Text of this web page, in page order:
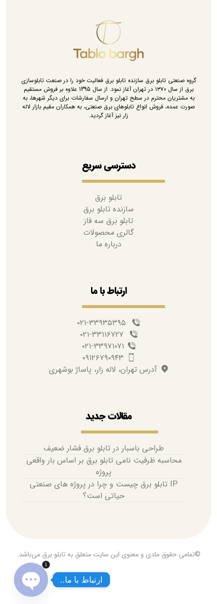
گروه صنعتی تابلو برق سازنده تابلو برق فعالیت خود را در صنعت تابلوسازی
برق از سال ۱۳۷۰ در تهران آغاز نمود. از سال 1395 علاوه بر فروش مستقیم
به مشتریان محترم در سطح تهران و ارسال سفارشات برای دیگر شهرها، به
صورت عمده، فروش انواع تابلوهای برق صنعتی، به همکاران مقیم بازار لاله
زار نیز آغاز گردید.
دسترسی سریع
تابلو برق
سازنده تابلو برق
تابلو برق سه فاز
گالری محصولات
درباره ما
ارتباط با ما
۰۲۱-۳۳۹۷۱۰۷۱
۰۹۱۲۶۷۹۰۹۴۳
آدرس تهران، لاله زار، پاساژ بوشهری
مقالات جدید
طراحی باسبار در تابلو برق فشار ضعیف
محاسبه ظرفیت نامی تابلو برق بر اساس بار واقعی
پروژه
IP تابلو برق چیست و چرا در پروژه های صنعتی
حیاتی است؟
©تمامی حقوق مادی و معنوی این سایت متعلق به تابلو برق می‌باشد.
ارتباط با ما..
1